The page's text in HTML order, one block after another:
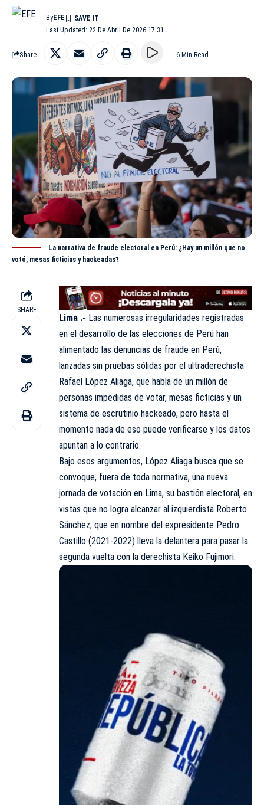
Last Updated: 22 De Abril De 2026 17:31
ByEFE
Share 6 Min Read
La narrativa de fraude electoral en Perú: ¿Hay un millón que no
votó, mesas ficticias y hackeadas?
SHARE
Lima .- Las numerosas irregularidades registradas
en el desarrollo de las elecciones de Perú han
alimentado las denuncias de fraude en Perú,
lanzadas sin pruebas sólidas por el ultraderechista
Rafael López Aliaga, que habla de un millón de
personas impedidas de votar, mesas ficticias y un
sistema de escrutinio hackeado, pero hasta el
momento nada de eso puede verificarse y los datos
apuntan a lo contrario.
Bajo esos argumentos, López Aliaga busca que se
convoque, fuera de toda normativa, una nueva
jornada de votación en Lima, su bastión electoral, en
vistas que no logra alcanzar al izquierdista Roberto
Sánchez, que en nombre del expresidente Pedro
Castillo (2021-2022) lleva la delantera para pasar la
segunda vuelta con la derechista Keiko Fujimori.